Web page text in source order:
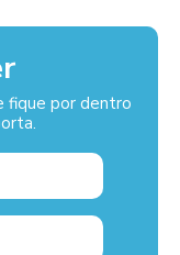
fique por dentro